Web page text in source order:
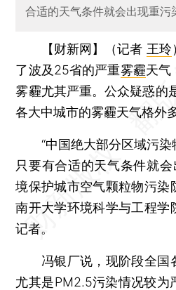
合适的天气条件就会出现重污
【财新网】（记者 王玲
了波及25省的严重雾霾天气
雾霾尤其严重。公众疑惑的
各大中城市的雾霾天气格外
“中国绝大部分区域污染
只要有合适的天气条件就
境保护城市空气颗粒物污染
南开大学环境科学与工程学
记者。
冯银厂说，现阶段全国
尤其是PM2.5污染情况较为